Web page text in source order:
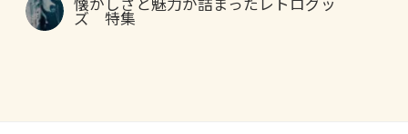
ズ 特集